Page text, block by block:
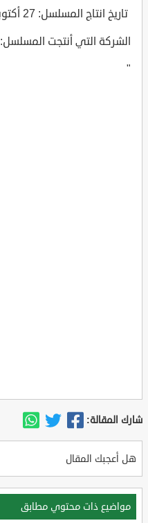
تاريخ انتاج المسلسل: 27 أكتوبر 2013
الشركة التي أنتجت المسلسل: Ntc Medya
"
شارك المقالة:
هل أعجبك المقال
مواضيع ذات محتوي مطابق